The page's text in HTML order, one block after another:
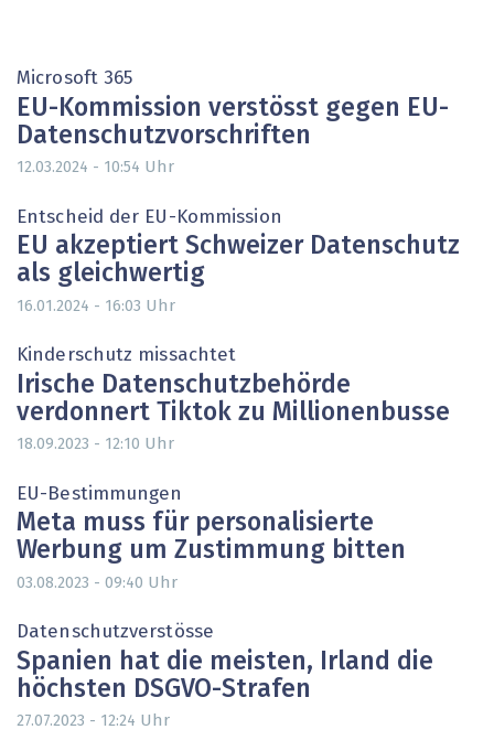
Microsoft 365
EU-Kommission verstösst gegen EU-
Datenschutzvorschriften
12.03.2024 - 10:54 Uhr
Entscheid der EU-Kommission
EU akzeptiert Schweizer Datenschutz
als gleichwertig
16.01.2024 - 16:03 Uhr
Kinderschutz missachtet
Irische Datenschutzbehörde
verdonnert Tiktok zu Millionenbusse
18.09.2023 - 12:10 Uhr
EU-Bestimmungen
Meta muss für personalisierte
Werbung um Zustimmung bitten
03.08.2023 - 09:40 Uhr
Datenschutzverstösse
Spanien hat die meisten, Irland die
höchsten DSGVO-Strafen
27.07.2023 - 12:24 Uhr